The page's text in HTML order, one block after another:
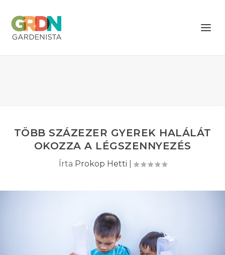
TÖBB SZÁZEZER GYEREK HALÁLÁT
OKOZZA A LÉGSZENNYEZÉS
Írta Prokop Hetti